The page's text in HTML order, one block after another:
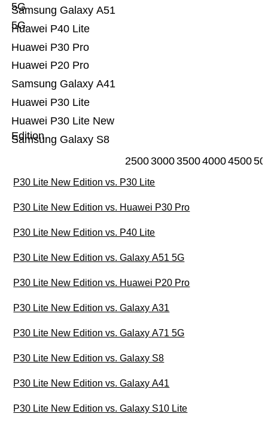
Samsung Galaxy S8
Huawei P30 Lite New
Edition
Huawei P30 Lite
Samsung Galaxy A41
Huawei P20 Pro
Huawei P30 Pro
Huawei P40 Lite
Samsung Galaxy A51
5G
5G
25003000350040004500
P30 Lite New Edition vs. P30 Lite
P30 Lite New Edition vs. Huawei P30 Pro
P30 Lite New Edition vs. P40 Lite
P30 Lite New Edition vs. Galaxy A51 5G
P30 Lite New Edition vs. Huawei P20 Pro
P30 Lite New Edition vs. Galaxy A31
P30 Lite New Edition vs. Galaxy A71 5G
P30 Lite New Edition vs. Galaxy S8
P30 Lite New Edition vs. Galaxy A41
P30 Lite New Edition vs. Galaxy S10 Lite